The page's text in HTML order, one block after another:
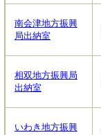
南会津地方振興
局出納室
相双地方振興局
出納室
いわき地方振興